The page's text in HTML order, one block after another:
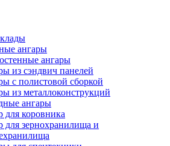
ангары
ангары
из сэндвич панелей
с полистовой сборкой
из металлоконструкций
ангары
для коровника
для зернохранилища и